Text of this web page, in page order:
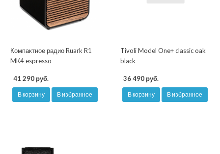
Компактное радио Ruark R1
MK4 espresso
41 290 руб.
В корзину В избранное
Tivoli Model One+ classic oak
black
36 490 руб.
В корзину В избранное